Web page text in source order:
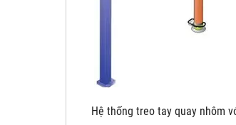
Hệ thống treo tay quay